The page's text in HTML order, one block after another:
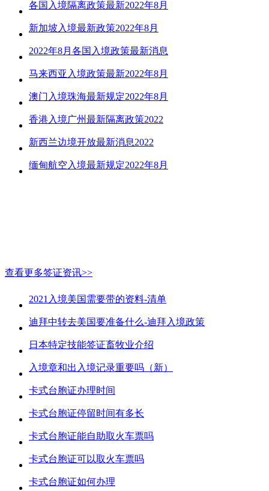
各国入境隔离政策最新2022年8月
新加坡入境最新政策2022年8月
2022年8月各国入境政策最新消息
马来西亚入境政策最新2022年8月
澳门入境珠海最新规定2022年8月
香港入境广州最新隔离政策2022
新西兰边境开放最新消息2022
缅甸航空入境最新规定2022年8月
查看更多签证资讯>>
2021入境美国需要带的资料-清单
迪拜中转去美国要准备什么-迪拜入境政策
日本特定技能签证畜牧业介绍
入境章和出入境记录重要吗（新）
卡式台胞证办理时间
卡式台胞证停留时间有多长
卡式台胞证能自助取火车票吗
卡式台胞证可以取火车票吗
卡式台胞证如何办理